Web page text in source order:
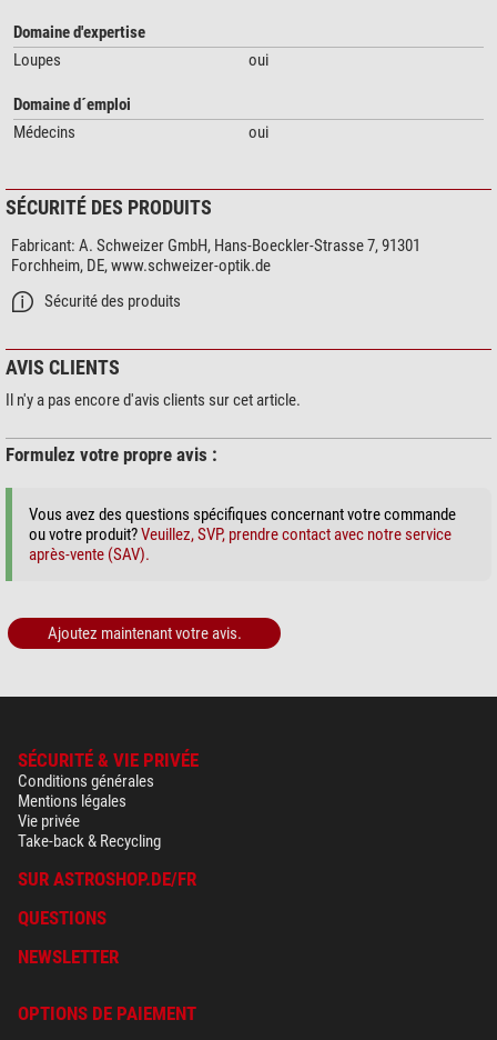
Domaine d'expertise
Loupes
oui
Domaine d´emploi
Médecins
oui
SÉCURITÉ DES PRODUITS
Fabricant: A. Schweizer GmbH, Hans-Boeckler-Strasse 7, 91301
Forchheim, DE, www.schweizer-optik.de
Sécurité des produits
AVIS CLIENTS
Il n'y a pas encore d'avis clients sur cet article.
Formulez votre propre avis :
Vous avez des questions spécifiques concernant votre commande
ou votre produit?Veuillez, SVP, prendre contact avec notre service
après-vente (SAV).
Ajoutez maintenant votre avis.
SÉCURITÉ & VIE PRIVÉE
Conditions générales
Mentions légales
Vie privée
Take-back & Recycling
SUR ASTROSHOP.DE/FR
QUESTIONS
NEWSLETTER
OPTIONS DE PAIEMENT